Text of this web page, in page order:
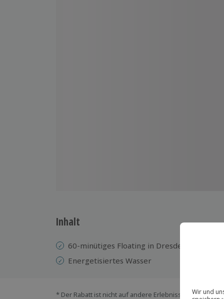
Inhalt
60-minütiges Floating in Dresden
Energetisiertes Wasser
* Der Rabatt ist nicht auf andere Erlebnisse bei der